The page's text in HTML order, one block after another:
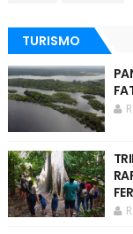
TURISMO